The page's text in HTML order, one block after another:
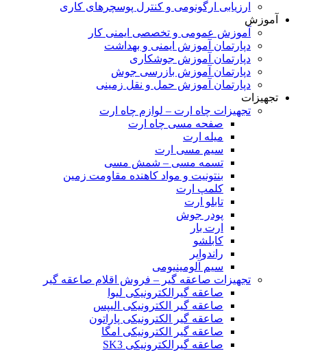
ارزیابی ارگونومی و کنترل پوسچرهای کاری
آموزش
آموزش عمومی و تخصصی ایمنی کار
دپارتمان آموزش ایمنی و بهداشت
دپارتمان آموزش جوشکاری
دپارتمان آموزش بازرسی جوش
دپارتمان آموزش حمل و نقل زمینی
تجهیزات
تجهیزات چاه ارت – لوازم چاه ارت
صفحه مسی چاه ارت
میله ارت
سیم مسی ارت
تسمه مسی – شمش مسی
بنتونیت و مواد کاهنده مقاومت زمین
کلمپ ارت
تابلو ارت
پودر جوش
ارت بار
کابلشو
راندوایر
سیم آلومینیومی
تجهیزات صاعقه گیر – فروش اقلام صاعقه گیر
صاعقه گیرالکترونیکی لیوا
صاعقه گیر الکترونیکی الیپس
صاعقه گیر الکترونیکی پاراتون
صاعقه گیر الکترونیکی امگا
صاعقه گیرالکترونیکی SK3